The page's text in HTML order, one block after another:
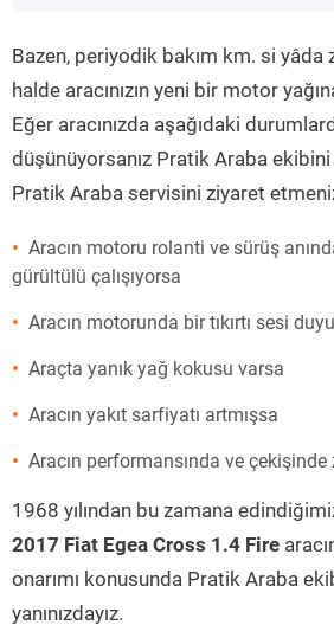
Bazen, periyodik bakım km. si yâda
halde aracınızın yeni bir motor
Eğer aracınızda aşağıdaki
düşünüyorsanız Pratik Araba ekibini
Pratik Araba servisini ziyaret
Aracın motoru rolanti ve sürüş
gürültülü çalışıyorsa
Aracın motorunda bir tıkırtı sesi
Araçta yanık yağ kokusu varsa
Aracın yakıt sarfiyatı artmışsa
Aracın performansında ve
1968 yılından bu zamana
2017 Fiat Egea Cross 1.4 Fire
onarımı konusunda Pratik Araba
yanınızdayız.